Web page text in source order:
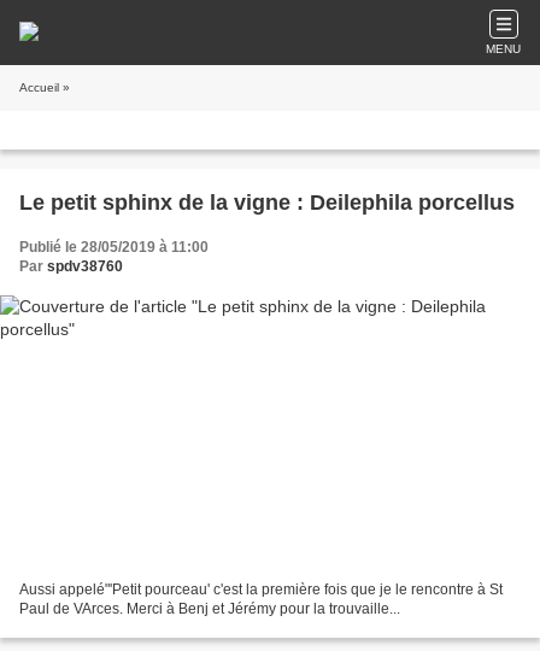
MENU
Accueil »
Le petit sphinx de la vigne : Deilephila porcellus
Publié le 28/05/2019 à 11:00
Par spdv38760
Aussi appelé"'Petit pourceau' c'est la première fois que je le rencontre à St
Paul de VArces. Merci à Benj et Jérémy pour la trouvaille...